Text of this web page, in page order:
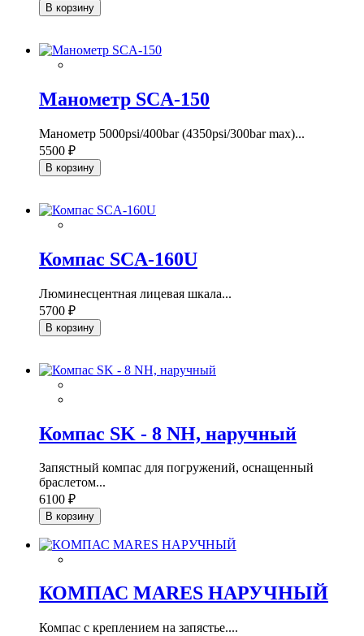
В корзину
Манометр SCA-150
Манометр 5000psi/400bar (4350psi/300bar max)...
5500 ₽
В корзину
Компас SCA-160U
Люминесцентная лицевая шкала...
5700 ₽
В корзину
Компас SK - 8 NH, наручный
Запястный компас для погружений, оснащенный
браслетом...
6100 ₽
В корзину
КОМПАС MARES НАРУЧНЫЙ
Компас с креплением на запястье....